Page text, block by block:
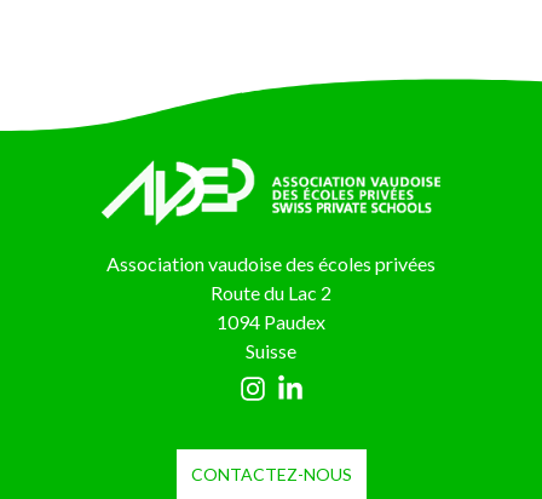
Association vaudoise des écoles privées
Route du Lac 2
1094 Paudex
Suisse
CONTACTEZ-NOUS